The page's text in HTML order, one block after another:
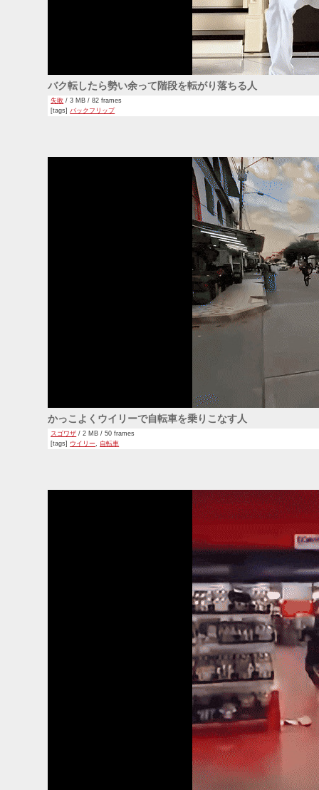
バク転したら勢い余って階段を転がり落ちる人
失敗 / 3 MB / 82 frames
[tags]バックフリップ
かっこよくウイリーで自転車を乗りこなす人
スゴワザ / 2 MB / 50 frames
[tags] ウイリー, 自転車